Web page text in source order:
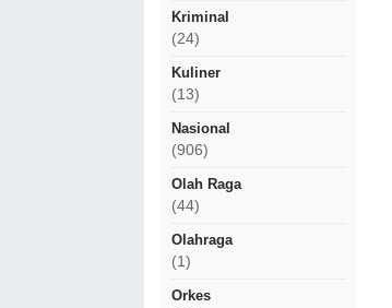
Kriminal
(24)
Kuliner
(13)
Nasional
(906)
Olah Raga
(44)
Olahraga
(1)
Orkes